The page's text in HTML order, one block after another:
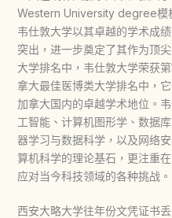
Western University degree模
韦仕敦大学以其卓越的学术成
突出，进一步奠定了其作为顶
大学排名中，韦仕敦大学荣获
拿大最佳医博类大学排名中，
加拿大国内的卓越学术地位。
工智能、计算机图形学、数据
器学习与数据科学，以及网络
算机科学的理论基石，更注重
应对当今科技领域的各种挑战。
西安大略大学往年份文凭证书